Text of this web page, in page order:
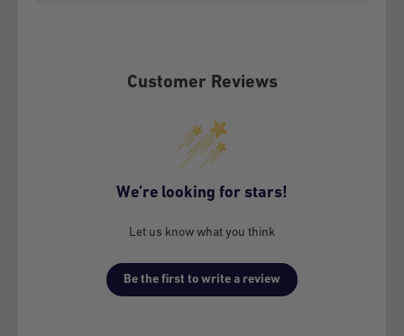
This Warranty Policy covers exclusively under conditions of
are not attributable to the Customer:
Material defects inherent to the Equipment (own vice)
Manufacturing defects of the Equipment attributable to
workmanship, design and engineering
The term to make this policy effective will be 3 months from
the date of purchase as stipulated in consumer law.
Customer Reviews
We’re looking for stars!
Let us know what you think
Be the first to write a review